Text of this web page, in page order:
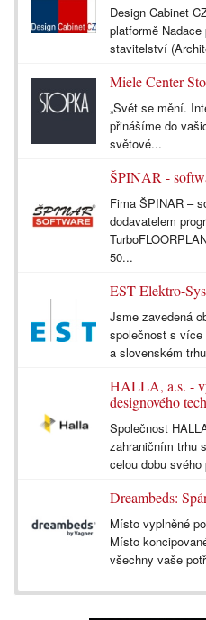
Design Cabinet
platformě
stavitelství
Miele Center
„Svět se mění.
přinášíme do
světové...
ŠPINAR -
Fima ŠPINAR –
dodavatelem
50...
EST Elektro-
Jsme zavedená
společnost s více
a slovenském
HALLA, a.s. -
designového
Společnost
zahraničním trhu
celou dobu svého
Dreambeds:
Místo vyplněné
Místo
všechny vaše